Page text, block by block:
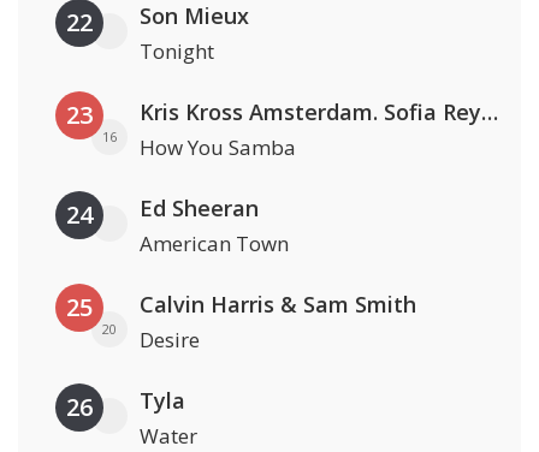
22 Son Mieux
Tonight
23
16
Kris Kross Amsterdam. Sofia Reyes & Tinie Tempah
How You Samba
24 Ed Sheeran
American Town
25
20
Calvin Harris & Sam Smith
Desire
26 Tyla
Water